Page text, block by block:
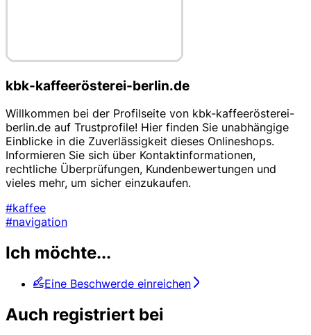
kbk-kaffeerösterei-berlin.de
Willkommen bei der Profilseite von kbk-kaffeerösterei-
berlin.de auf Trustprofile! Hier finden Sie unabhängige
Einblicke in die Zuverlässigkeit dieses Onlineshops.
Informieren Sie sich über Kontaktinformationen,
rechtliche Überprüfungen, Kundenbewertungen und
vieles mehr, um sicher einzukaufen.
#kaffee
#navigation
Ich möchte...
Eine Beschwerde einreichen
Auch registriert bei